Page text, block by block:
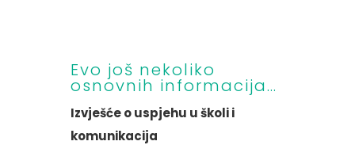
Evo još nekoliko
osnovnih informacija…
Izvješće o uspjehu u školi i
komunikacija